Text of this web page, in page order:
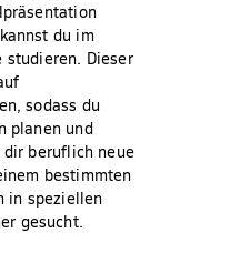
du im
studieren. Dieser
sodass du
planen und
dir beruflich neue
bestimmten
in speziellen
gesucht.